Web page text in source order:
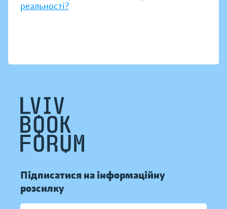
реальності?
Підписатися на інформаційну
розсилку